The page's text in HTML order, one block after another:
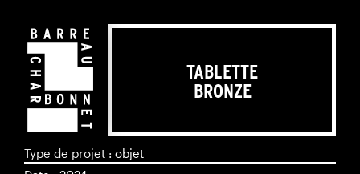
TABLETTE
BRONZE
Type de projet : objet